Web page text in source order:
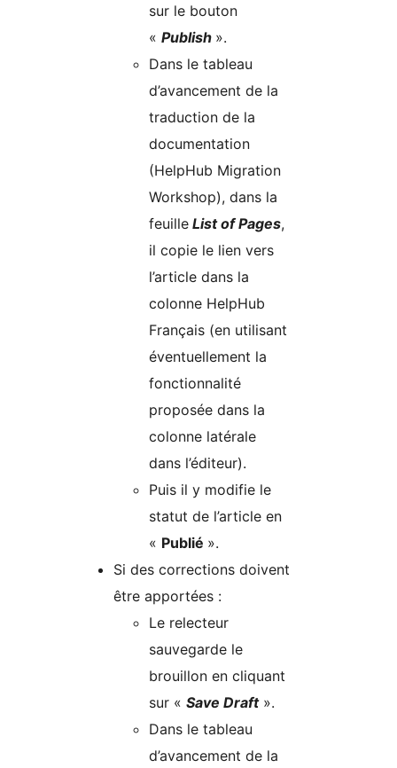
sur le bouton
« Publish ».
Dans le tableau
d’avancement de la
traduction de la
documentation
(HelpHub Migration
Workshop), dans la
feuille List of Pages,
il copie le lien vers
l’article dans la
colonne HelpHub
Français (en utilisant
éventuellement la
fonctionnalité
proposée dans la
colonne latérale
dans l’éditeur).
Puis il y modifie le
statut de l’article en
« Publié ».
Si des corrections doivent
être apportées :
Le relecteur
sauvegarde le
brouillon en cliquant
sur « Save Draft».
Dans le tableau
d’avancement de la